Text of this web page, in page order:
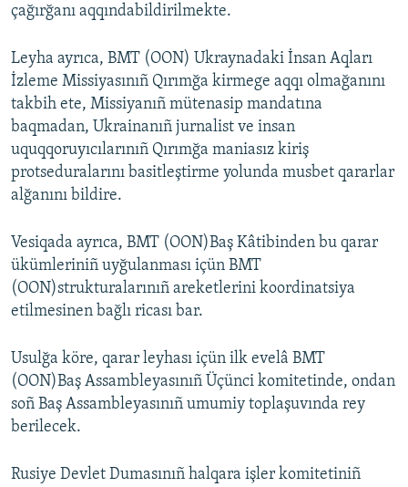
çağırğanı aqqındabildirilmekte.
Leyha ayrıca, BMT (OON) Ukraynadaki İnsan Aqları
İzleme Missiyasınıñ Qırımğa kirmege aqqı olmağanını
takbih ete, Missiyanıñ mütenasip mandatına
baqmadan, Ukrainanıñ jurnalist ve insan
uquqqoruyıcılarınıñ Qırımğa maniasız kiriş
protseduralarını basitleştirme yolunda musbet qararlar
alğanını bildire.
Vesiqada ayrıca, BMT (OON)Baş Kâtibinden bu qarar
ükümleriniñ uyğulanması içün BMT
(OON)strukturalarınıñ areketlerini koordinatsiya
etilmesinen bağlı ricası bar.
Usulğa köre, qarar leyhası içün ilk evelâ BMT
(OON)Baş Assambleyasınıñ Üçünci komitetinde, ondan
soñ Baş Assambleyasınıñ umumiy toplaşuvında rey
berilecek.
Rusiye Devlet Dumasınıñ halqara işler komitetiniñ